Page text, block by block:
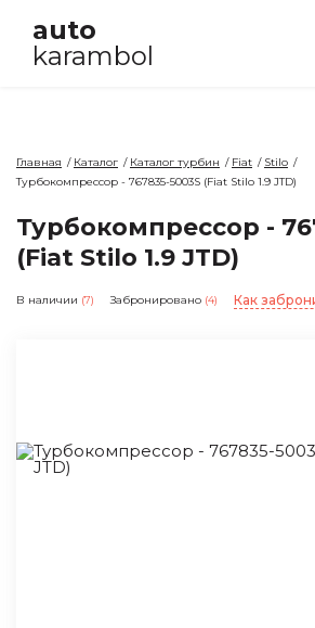
auto
karambol
Главная Каталог Каталог турбин Fiat
Stilo
Турбокомпрессор - 767835-5003S (Fiat Stilo 1.9 JTD)
Турбокомпрессор -
(Fiat Stilo 1.9 JTD)
В наличии (7) Забронировано (4) Как